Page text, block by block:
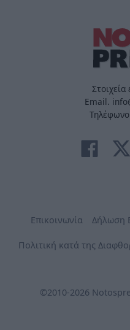
Στοιχεία
Email.
Επικοινωνία Δήλωση
Πολιτική κατά της
©2010-2026